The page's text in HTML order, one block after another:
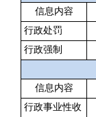
信息内容
行政处罚
行政强制
信息内容
行政事业性收